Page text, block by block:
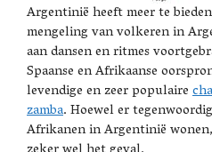
Argentinië heeft meer te
mengeling van volkeren in
aan dansen en ritmes
Spaanse en Afrikaanse
levendige en zeer populaire
zamba. Hoewel er
Afrikanen in Argentinië